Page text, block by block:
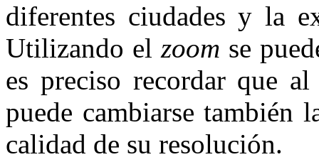
diferentes ciudades y la
Utilizando el zoom se
es preciso recordar que
puede cambiarse también
calidad de su resolución.